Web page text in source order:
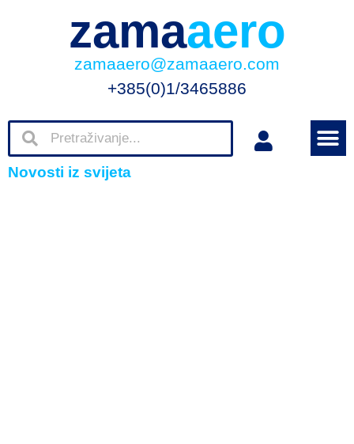
zamaaero
zamaaero@zamaaero.com
+385(0)1/3465886
Novosti iz svijeta